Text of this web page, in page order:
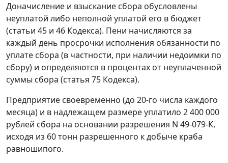
Доначисление и взыскание сбора обусловлены
неуплатой либо неполной уплатой его в бюджет
(статьи 45 и 46 Кодекса). Пени начисляются за
каждый день просрочки исполнения обязанности по
уплате сбора (в частности, при наличии недоимки по
сбору) и определяются в процентах от неуплаченной
суммы сбора (статья 75 Кодекса).
Предприятие своевременно (до 20-го числа каждого
месяца) и в надлежащем размере уплатило 2 400 000
рублей сбора на основании разрешения N 49-079-К,
исходя из 60 тонн разрешенного к добыче краба
равношипого.